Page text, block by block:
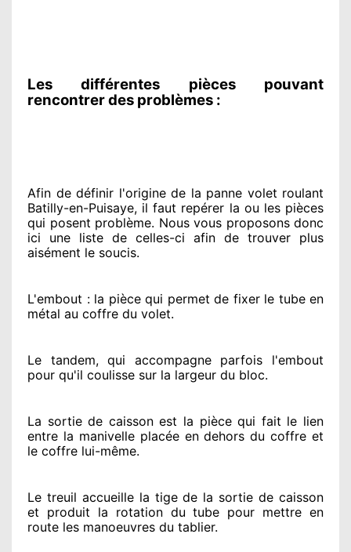
Les différentes pièces pouvant
rencontrer des problèmes :
Afin de définir l'originede la panne volet roulant
Batilly-en-Puisaye, il faut repérer la ou les pièces
qui posent problème. Nous vous proposonsdonc
ici une liste de celles-ci afin de trouver plus
aisément le soucis.
L'embout : la pièce qui permet de fixer le tube en
métal au coffre du volet.
Le tandem, qui accompagne parfois l'embout
pour qu'il coulisse sur la largeur du bloc.
La sortie de caisson est la pièce qui fait le lien
entre la manivelle placéeen dehors du coffre et
le coffre lui-même.
Le treuil accueille la tige de la sortie de caisson
et produit la rotation du tube pour mettre en
route les manoeuvres du tablier.